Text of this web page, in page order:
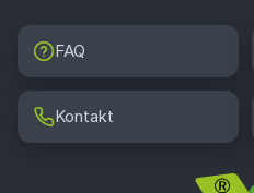
FAQ
Kontakt